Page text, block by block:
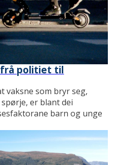
frå politiet til
vaksne som bryr seg,
er blant dei
barn og unge